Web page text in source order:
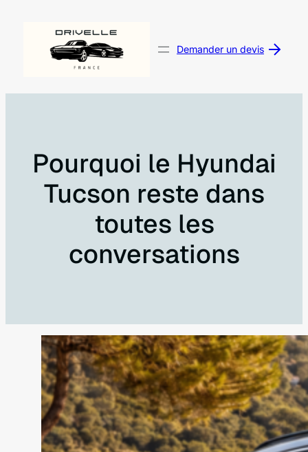
Demander un devis
Pourquoi le Hyundai
Tucson reste dans
toutes les
conversations